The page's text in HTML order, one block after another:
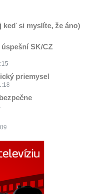
keď si myslíte, že áno)
SK/CZ
priemysel